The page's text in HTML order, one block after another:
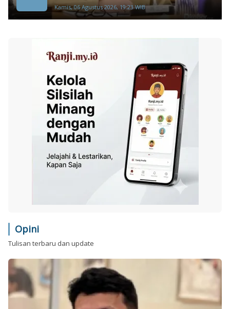
Kamis, 06 Agustus 2026, 19:23 WIB
Opini
Tulisan terbaru dan update